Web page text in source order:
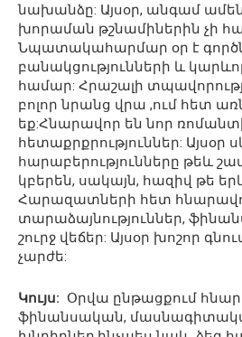
նախանձը: Այսօր, անգամ
խորաման թշնամիներին չի
Նպատակահարմար օր է
բանակցությունների և
համար: Հրաշալի
բոլոր նրանց վրա ,ում հետ
եք:Հնարավոր են նոր
հետաքրքրություններ: Այսօր
հարաբերությունները թեև
կբերեն, սակայն, հազիվ թե
Հարազատների հետ
տարաձայնություններ,
շուրջ վեճեր: Այսօր խոշոր
չարժե:
Կույս: Օրվա ընթացքում
ֆինանսական,